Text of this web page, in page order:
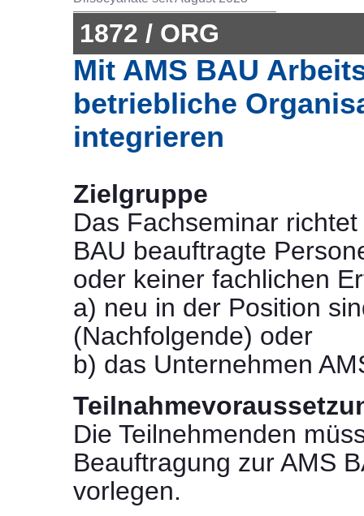
1872 / ORG
Mit AMS BAU
betriebliche
integrieren
Zielgruppe
Das Fachseminar
BAU beauftragte
oder keiner fachlichen
a) neu in der Position
(Nachfolgende) oder
b) das Unternehmen
Die Teilnehmenden
Beauftragung zur AMS
vorlegen.